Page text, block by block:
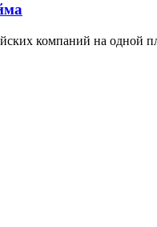
компаний на одной